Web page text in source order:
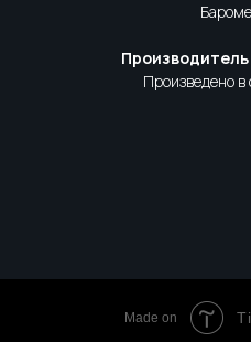
Производитель
Произведено в
Made on